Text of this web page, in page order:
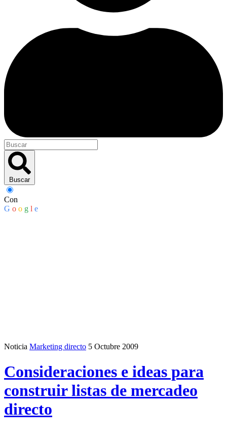
Buscar
Con
G o o g l e
Noticia Marketing directo 5 Octubre 2009
Consideraciones e ideas para
construir listas de mercadeo
directo